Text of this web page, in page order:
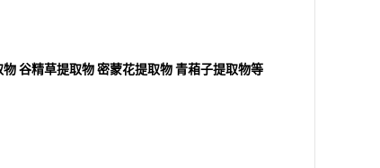
物 谷精草提取物 密蒙花提取物 青葙子提取物等